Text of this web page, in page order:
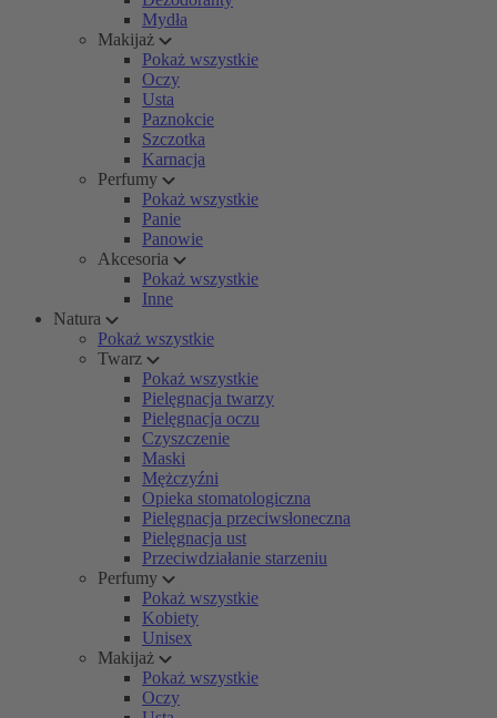
Mydła
Makijaż
Pokaż wszystkie
Oczy
Usta
Paznokcie
Szczotka
Karnacja
Perfumy
Pokaż wszystkie
Panie
Panowie
Akcesoria
Pokaż wszystkie
Inne
Natura
Pokaż wszystkie
Twarz
Pokaż wszystkie
Pielęgnacja twarzy
Pielęgnacja oczu
Czyszczenie
Maski
Mężczyźni
Opieka stomatologiczna
Pielęgnacja przeciwsłoneczna
Pielęgnacja ust
Przeciwdziałanie starzeniu
Perfumy
Pokaż wszystkie
Kobiety
Unisex
Makijaż
Pokaż wszystkie
Oczy